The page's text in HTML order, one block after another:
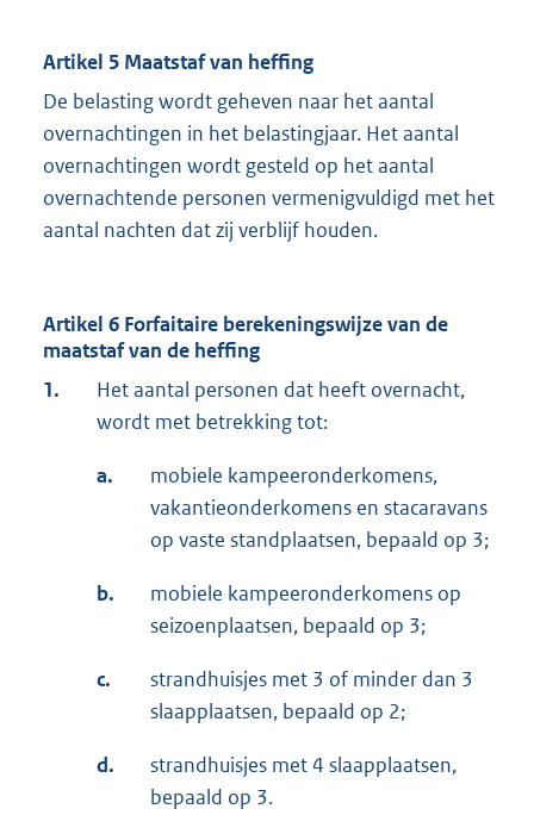
Artikel 5 Maatstaf van heffing
De belasting wordt geheven naar het aantal
overnachtingen in het belastingjaar. Het aantal
overnachtingen wordt gesteld op het aantal
overnachtende personen vermenigvuldigd met het
aantal nachten dat zij verblijf houden.
Artikel 6 Forfaitaire berekeningswijze van de
maatstaf van de heffing
1.
Het aantal personen dat heeft overnacht,
wordt met betrekking tot:
a.
mobiele kampeeronderkomens,
vakantieonderkomens en stacaravans
op vaste standplaatsen, bepaald op 3;
b.
mobiele kampeeronderkomens op
seizoenplaatsen, bepaald op 3;
c.
strandhuisjes met 3 of minder dan 3
slaapplaatsen, bepaald op 2;
d.
strandhuisjes met 4 slaapplaatsen,
bepaald op 3.